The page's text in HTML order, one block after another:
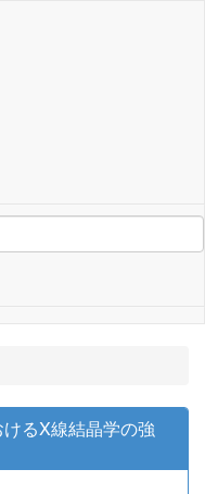
るX線結晶学の強